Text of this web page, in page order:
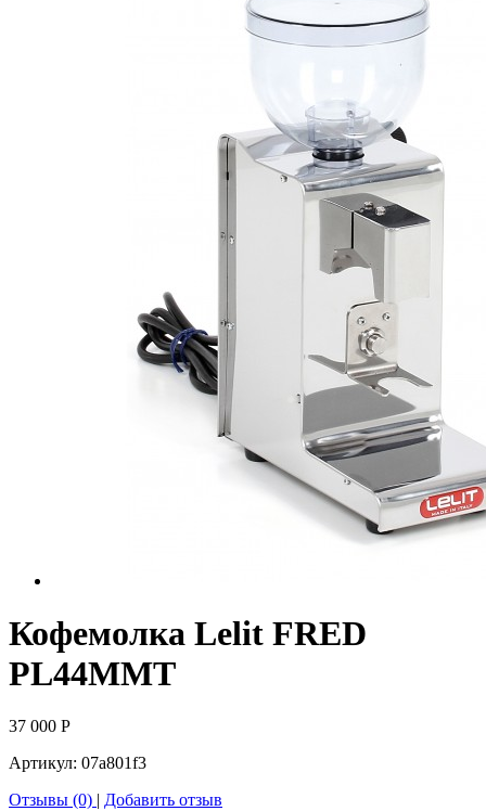
Кофемолка Lelit FRED
PL44MMT
37 000 Р
Артикул: 07a801f3
Отзывы (0) | Добавить отзыв